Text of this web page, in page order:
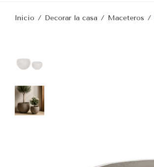
Inicio / Decorar la casa / Maceteros /